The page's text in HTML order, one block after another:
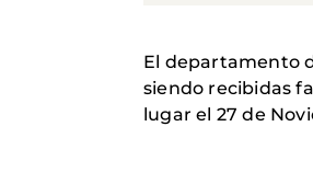
El departamento
siendo recibidas
lugar el 27 de